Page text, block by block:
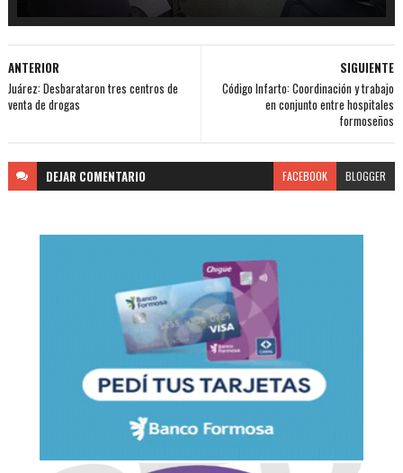
SIGUIENTE
Código Infarto: Coordinación y trabajo
en conjunto entre hospitales
formoseños
ANTERIOR
Juárez: Desbarataron tres centros de
venta de drogas
DEJAR COMENTARIO FACEBOOK BLOGGER